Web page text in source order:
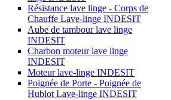
Résistance lave linge - Corps de
Chauffe Lave-linge INDESIT
Aube de tambour lave linge
INDESIT
Charbon moteur lave linge
INDESIT
Moteur lave-linge INDESIT
Poignée de Porte - Poignée de
Hublot Lave-linge INDESIT